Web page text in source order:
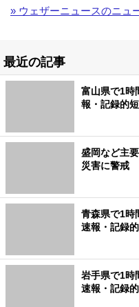
» ウェザーニュースのニュ
最近の記事
富山県で1
報・記録的
盛岡など主
災害に警戒
青森県で1
速報・記録
岩手県で1
速報・記録